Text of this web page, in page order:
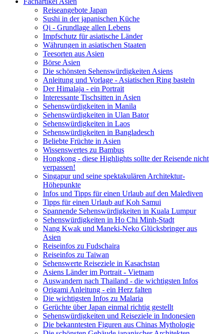
Reiseangebote Japan
Sushi in der japanischen Küche
Qi - Grundlage allen Lebens
Impfschutz für asiatische Länder
Währungen in asiatischen Staaten
Teesorten aus Asien
Börse Asien
Die schönsten Sehenswürdigkeiten Asiens
Anleitung und Vorlage - Asiatischen Ring basteln
Der Himalaja - ein Portrait
Interessante Tischsitten in Asien
Sehenswürdigkeiten in Manila
Sehenswürdigkeiten in Ulan Bator
Sehenswürdigkeiten in Laos
Sehenswürdigkeiten in Bangladesch
Beliebte Früchte in Asien
Wissenswertes zu Bambus
Hongkong - diese Highlights sollte der Reisende nicht
verpassen!
Singapur und seine spektakulären Architektur-
Höhepunkte
Infos und Tipps für einen Urlaub auf den Malediven
Tipps für einen Urlaub auf Koh Samui
Spannende Sehenswürdigkeiten in Kuala Lumpur
Sehenswürdigkeiten in Ho Chi Minh-Stadt
Nang Kwak und Maneki-Neko Glücksbringer aus
Asien
Reiseinfos zu Fudschaira
Reiseinfos zu Taiwan
Sehenswerte Reiseziele in Kasachstan
Asiens Länder im Portrait - Vietnam
Auswandern nach Thailand - die wichtigsten Infos
Origami Anleitung - ein Herz falten
Die wichtigsten Infos zu Malaria
Gerüchte über Japan einmal richtig gestellt
Sehenswürdigkeiten und Reiseziele in Indonesien
Die bekanntesten Figuren aus Chinas Mythologie